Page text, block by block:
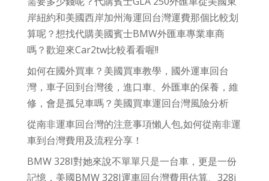
岸紐約和美國西岸加州海運回台灣運費那個比較划
算呢？想找代購美國賓士BMW外匯車專業車商
嗎？歡迎來Car2tw比較看看喔!!
如何在國外買車？美國買車教學，國外運車回台
灣，車子回到台灣後，進口車、外匯車的保養，維
修，會是孤兒車嗎？美國買車運回台灣風險分析
從南非運車回台灣的注意事項懶人包,如何從南非運
車到台灣費用及流程分享！
BMW 328I對她來說不單單只是一台車，更是一份
記憶，美國BMW 328I運車回台灣費用估算、328i